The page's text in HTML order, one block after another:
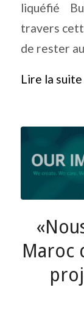
liquéfié
travers
de rester
Lire la suite
Maroc